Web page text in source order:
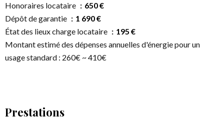
Honoraires locataire
650 €
Dépôt de garantie
1 690 €
État des lieux charge locataire
195 €
Montant estimé des dépenses annuelles d'énergie pour un
usage standard : 260€ ~ 410€
Prestations